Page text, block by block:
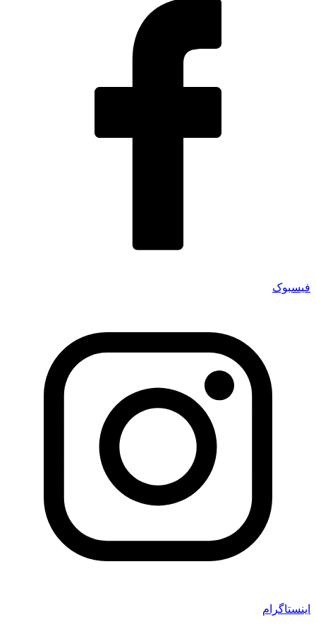
فیسبوک
اینستاگرام